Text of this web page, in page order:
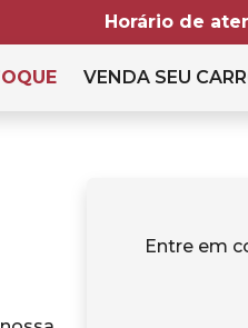
Horário de
VENDA SEU
Entre em